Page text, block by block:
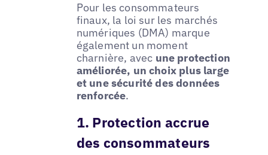
Pour les consommateurs
finaux, la loi sur les marchés
numériques (DMA) marque
également un moment
charnière, avec une protection
améliorée, un choix plus large
et une sécurité des données
renforcée.
1. Protection accrue
des consommateurs